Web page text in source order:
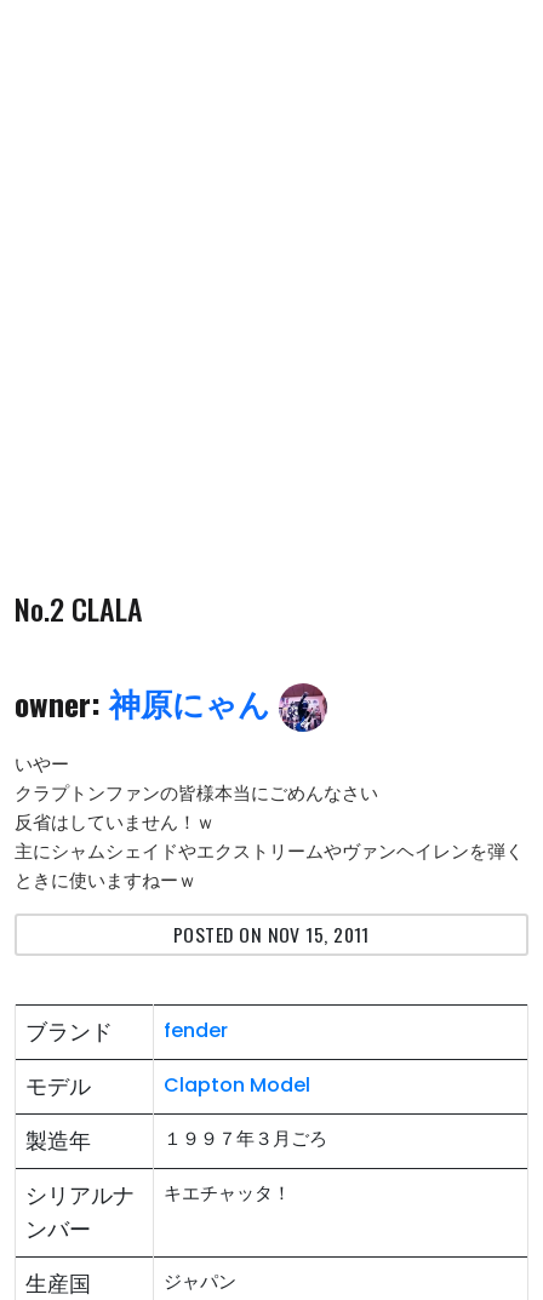
No.2 CLALA
owner:神原にゃん
いやー
クラプトンファンの皆様本当にごめんなさい
反省はしていません！ｗ
主にシャムシェイドやエクストリームやヴァンヘイレンを弾く
ときに使いますねーｗ
POSTED ON NOV 15, 2011
ブランド fender
モデル Clapton Model
製造年 １９９７年３月ごろ
シリアルナ
ンバー
キエチャッタ！
生産国 ジャパン